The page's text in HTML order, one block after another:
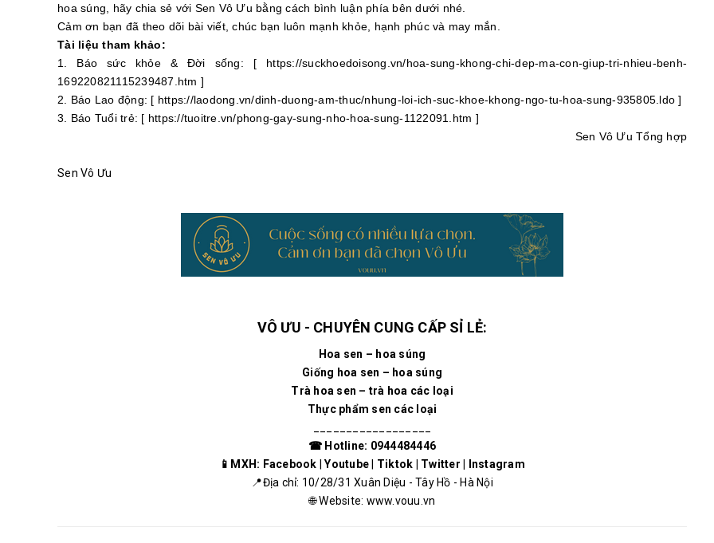
hoa súng, hãy chia sẻ với Sen Vô Ưu bằng cách bình luận phía bên dưới nhé.
Cảm ơn bạn đã theo dõi bài viết, chúc bạn luôn mạnh khỏe, hạnh phúc và may mắn.
Tài liệu tham khảo:
1. Báo sức khỏe & Đời sống: [ https://suckhoedoisong.vn/hoa-sung-khong-chi-dep-ma-con-giup-tri-nhieu-benh-
169220821115239487.htm ]
2. Báo Lao động: [ https://laodong.vn/dinh-duong-am-thuc/nhung-loi-ich-suc-khoe-khong-ngo-tu-hoa-sung-935805.ldo ]
3. Báo Tuổi trẻ: [ https://tuoitre.vn/phong-gay-sung-nho-hoa-sung-1122091.htm ]
Sen Vô Ưu Tổng hợp
Sen Vô Ưu
VÔ ƯU - CHUYÊN CUNG CẤP SỈ LẺ:
Hoa sen – hoa súng
Giống hoa sen – hoa súng
Trà hoa sen – trà hoa các loại
Thực phẩm sen các loại
☎ Hotline: 0944484446
📱MXH: Facebook |Youtube Tiktok Twitter
Instagram
📍Địa chỉ: 10/28/31 Xuân Diệu - Tây Hồ - Hà Nội
🌐 Website: www.vouu.vn